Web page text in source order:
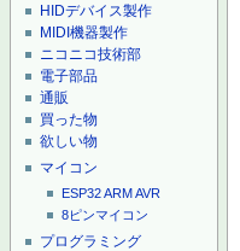
HIDデバイス製作
MIDI機器製作
ニコニコ技術部
電子部品
通販
買った物
欲しい物
マイコン
ESP32ARMAVR
8ピンマイコン
プログラミング